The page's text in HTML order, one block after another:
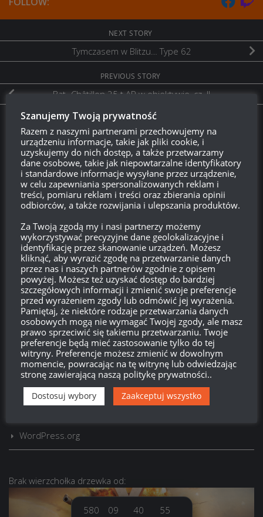
NEXT STORY
Tymczasem w Blitzu… Type 62
PREVIOUS STORY
Bat.-Châtillon 25 t AP w obiektywie, cz. II
Twitch.tv - Zurugula
Szukaj:
LOGOWANIE
Zarejestruj się
Zaloguj się
Kanał wpisów
Kanał komentarzy
WordPress.org
Brak wierzchołka drzewka od:
580
09
40
55
Szanujemy Twoją prywatność
Razem z naszymi partnerami przechowujemy na
urządzeniu informacje, takie jak pliki cookie, i
uzyskujemy do nich dostęp, a także przetwarzamy
dane osobowe, takie jak niepowtarzalne identyfikatory
i standardowe informacje wysyłane przez urządzenie,
w celu zapewniania spersonalizowanych reklam i
treści, pomiaru reklam i treści oraz zbierania opinii
odbiorców, a także rozwijania i ulepszania produktów.
Za Twoją zgodą my i nasi partnerzy możemy
wykorzystywać precyzyjne dane geolokalizacyjne i
identyfikację przez skanowanie urządzeń. Możesz
kliknąć, aby wyrazić zgodę na przetwarzanie danych
przez nas i naszych partnerów zgodnie z opisem
powyżej. Możesz też uzyskać dostęp do bardziej
szczegółowych informacji i zmienić swoje preferencje
przed wyrażeniem zgody lub odmówić jej wyrażenia.
Pamiętaj, że niektóre rodzaje przetwarzania danych
osobowych mogą nie wymagać Twojej zgody, ale masz
prawo sprzeciwić się takiemu przetwarzaniu. Twoje
preferencje będą mieć zastosowanie tylko do tej
witryny. Preferencje możesz zmienić w dowolnym
momencie, powracając na tę witrynę lub odwiedzając
stronę zawierającą naszą politykę prywatności..
Dostosuj wybory Zaakceptuj wszystko